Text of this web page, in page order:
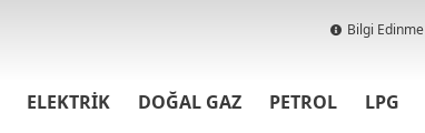
Bilgi Edinme
ELEKTRİK DOĞAL GAZ PETROL LPG